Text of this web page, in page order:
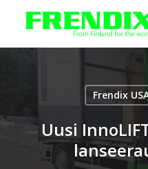
Frendix
Uusi